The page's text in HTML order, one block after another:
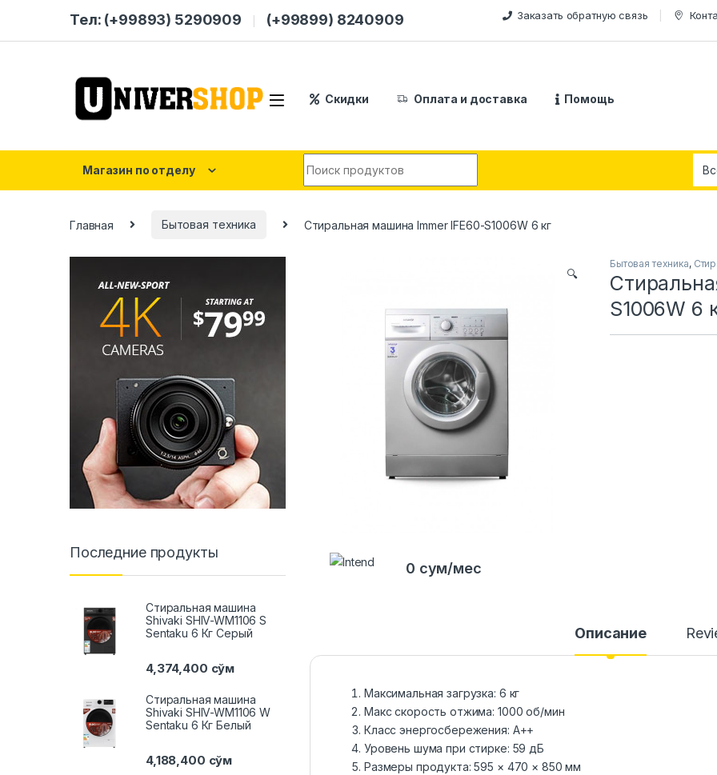
Тел: (+99893) 5290909 (+99899) 8240909 Заказать обратную связь
Скидки Оплата и доставка Помощь
Магазин по отделу
Главная Бытовая техника Стиральная машина Immer IFE60-S1006W 6 кг
🔍
Бытовая техника,
S1006W 6
0 сум/мес
Описание
Максимальная загрузка: 6 кг
Макс скорость отжима: 1000 об/мин
Класс энергосбережения: A++
Уровень шума при стирке: 59 дБ
Размеры продукта: 595 × 470 × 850 мм
Последние продукты
Стиральная машина
Shivaki SHIV-WM1106 S
Sentaku 6 Кг Серый
4,374,400 сўм
Стиральная машина
Shivaki SHIV-WM1106 W
Sentaku 6 Кг Белый
4,188,400 сўм